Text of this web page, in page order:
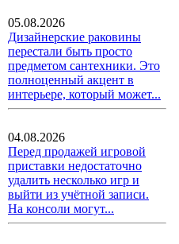
05.08.2026
Дизайнерские раковины
перестали быть просто
предметом сантехники. Это
полноценный акцент в
интерьере, который может...
04.08.2026
Перед продажей игровой
приставки недостаточно
удалить несколько игр и
выйти из учётной записи.
На консоли могут...